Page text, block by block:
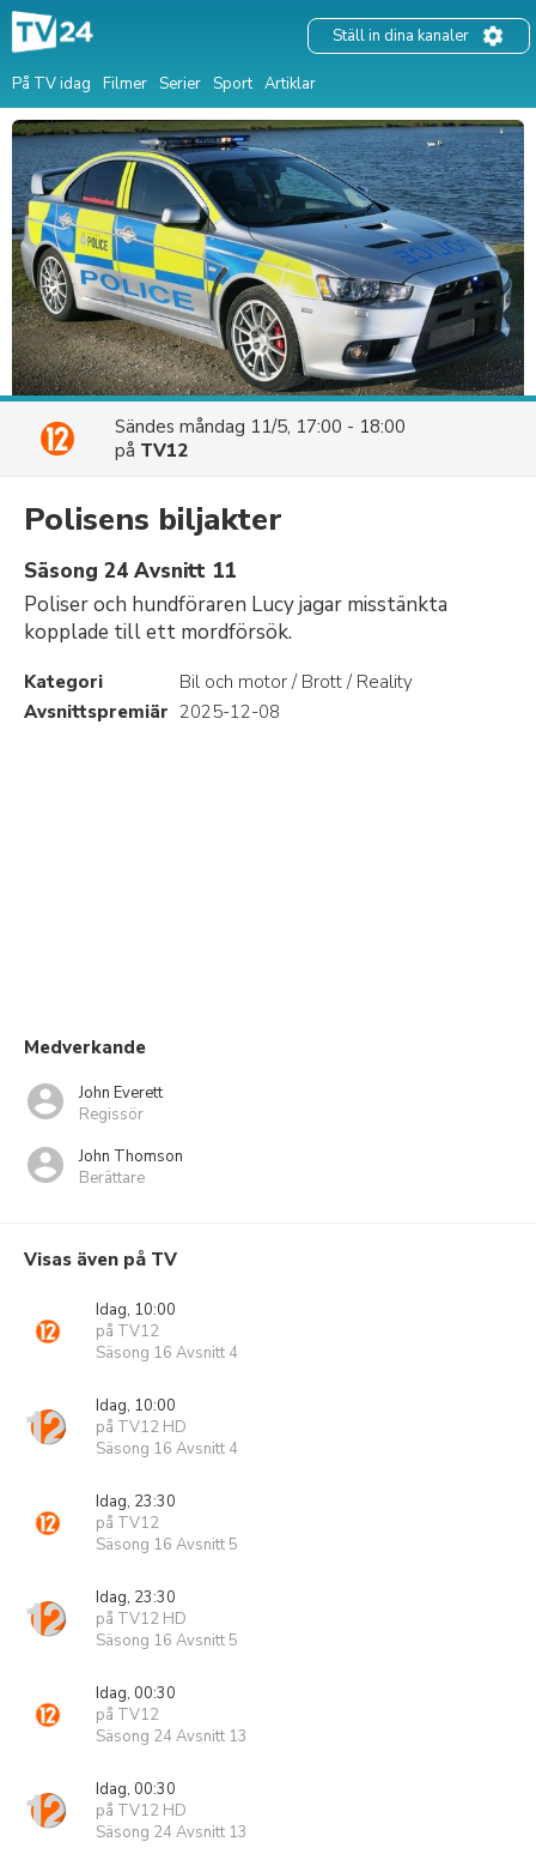
På TV idag Filmer Serier Sport Artiklar
Ställ in dina kanaler
Sändes måndag 11/5, 17:00 - 18:00
på TV12
Polisens biljakter
Säsong 24 Avsnitt 11
Poliser och hundföraren Lucy jagar misstänkta
kopplade till ett mordförsök.
Kategori
Bil och motor / Brott / Reality
Avsnittspremiär 2025-12-08
Medverkande
John Everett
Regissör
John Thomson
Berättare
Visas även på TV
Idag, 10:00
på TV12
Säsong 16 Avsnitt 4
Idag, 10:00
på TV12 HD
Säsong 16 Avsnitt 4
Idag, 23:30
på TV12
Säsong 16 Avsnitt 5
Idag, 23:30
på TV12 HD
Säsong 16 Avsnitt 5
Idag, 00:30
på TV12
Säsong 24 Avsnitt 13
Idag, 00:30
på TV12 HD
Säsong 24 Avsnitt 13